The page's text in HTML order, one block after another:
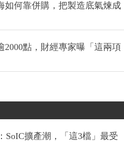
如何靠併購，把製造底氣煉成
2000點，財經專家曝「這兩項
SoIC擴產潮，「這3檔」最受